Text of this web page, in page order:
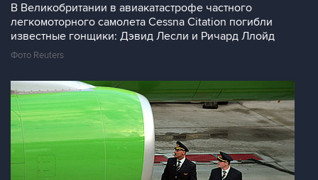
В Великобритании в авиакатастрофе частного
легкомоторного самолета Cessna Citation погибли
известные гонщики: Дэвид Лесли и Ричард Ллойд
Фото Reuters